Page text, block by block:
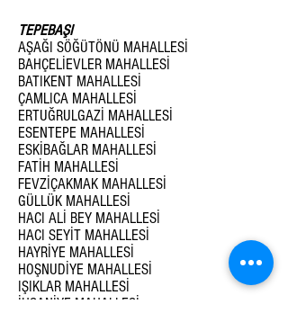
TEPEBAŞI
AŞAĞI SÖĞÜTÖNÜ MAHALLESİ
BAHÇELİEVLER MAHALLESİ
BATIKENT MAHALLESİ
ÇAMLICA MAHALLESİ
ERTUĞRULGAZİ MAHALLESİ
ESENTEPE MAHALLESİ
ESKİBAĞLAR MAHALLESİ
FATİH MAHALLESİ
FEVZİÇAKMAK MAHALLESİ
GÜLLÜK MAHALLESİ
HACI ALİ BEY MAHALLESİ
HACI SEYİT MAHALLESİ
HAYRİYE MAHALLESİ
HOŞNUDİYE MAHALLESİ
IŞIKLAR MAHALLESİ
İHSANİYE MAHALLESİ